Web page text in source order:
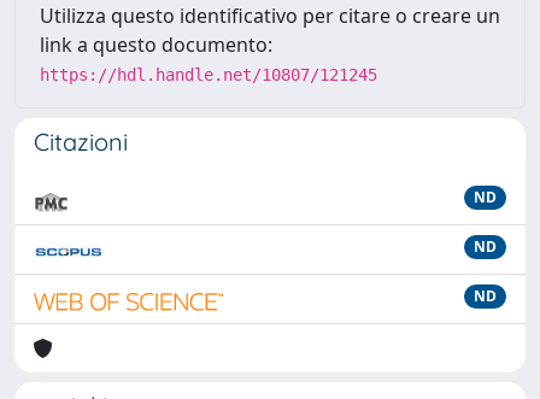
Utilizza questo identificativo per citare o creare un
link a questo documento:
https://hdl.handle.net/10807/121245
Citazioni
ND
ND
ND